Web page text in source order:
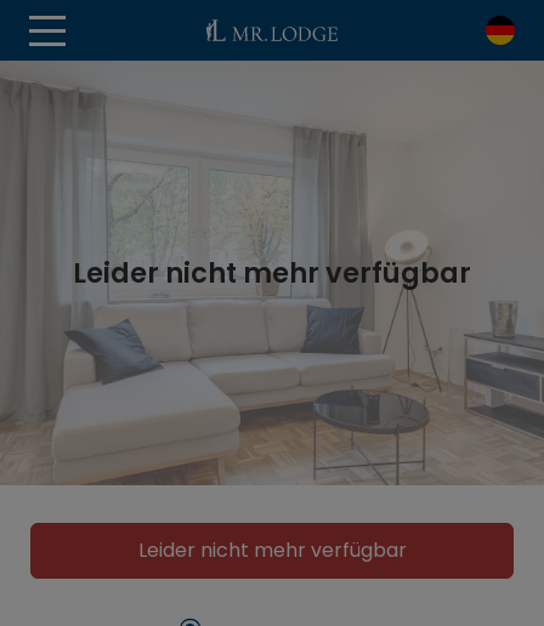
Leider nicht mehr verfügbar
Leider nicht mehr verfügbar